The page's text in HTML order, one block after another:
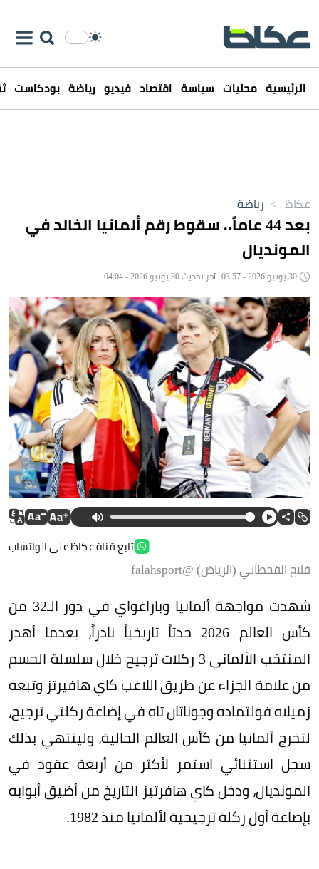
الرئيسية محليات سياسة اقتصاد فيديو رياضة بودكاست
عكاظ > رياضة
بعد 44 عاماً.. سقوط رقم ألمانيا الخالد في
المونديال
--:--
تابع قناة عكاظ على الواتساب
فلاح القحطاني (الرياض) @falahsport
شهدت مواجهة ألمانيا وباراغواي في دور الـ32 من
كأس العالم 2026 حدثاً تاريخياً نادراً، بعدما أهدر
المنتخب الألماني 3 ركلات ترجيح خلال سلسلة الحسم
من علامة الجزاء عن طريق اللاعب كاي هافيرتز وتبعه
زميلاه فولتماده وجوناثان تاه في إضاعة ركلتي ترجيح،
لتخرج ألمانيا من كأس العالم الحالية، ولينتهي بذلك
سجل استثنائي استمر لأكثر من أربعة عقود في
المونديال، ودخل كاي هافرتيز التاريخ من أضيق أبوابه
بإضاعة أول ركلة ترجيحية لألمانيا منذ 1982.